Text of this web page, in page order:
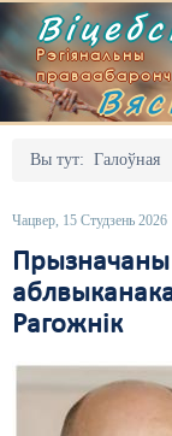
Рэгіянальны
Вы тут: Галоўная
Чацвер, 15 Студзень 2026
Прызначаны
Рагожнік
Галоўная
Адміністрацыйны
Безбар'ернае
Выбары
Дзяржава
Выданьні
Кантакт
Пра нас